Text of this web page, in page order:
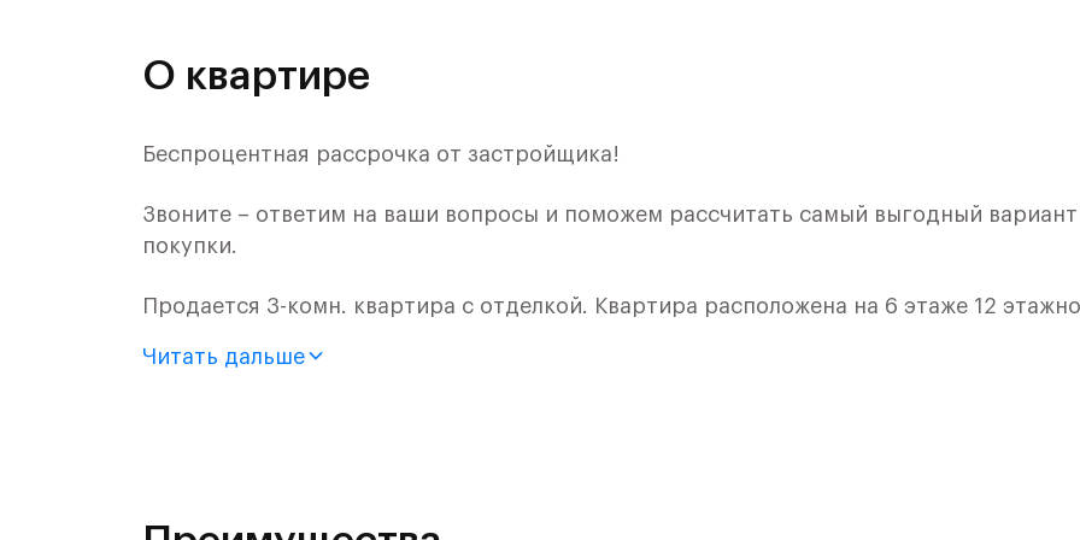
О квартире
Беспроцентная рассрочка от застройщика!
Звоните – ответим на ваши вопросы и поможем рассчитать самый выгодный вариант
покупки.
Продается 3-комн. квартира с отделкой. Квартира расположена на 6 этаже 12
Читать дальше